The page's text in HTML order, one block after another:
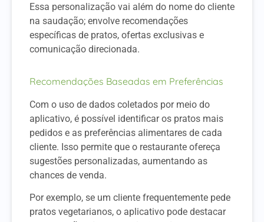
Essa personalização vai além do nome do cliente
na saudação; envolve recomendações
específicas de pratos, ofertas exclusivas e
comunicação direcionada.
Recomendações Baseadas em Preferências
Com o uso de dados coletados por meio do
aplicativo, é possível identificar os pratos mais
pedidos e as preferências alimentares de cada
cliente. Isso permite que o restaurante ofereça
sugestões personalizadas, aumentando as
chances de venda.
Por exemplo, se um cliente frequentemente pede
pratos vegetarianos, o aplicativo pode destacar